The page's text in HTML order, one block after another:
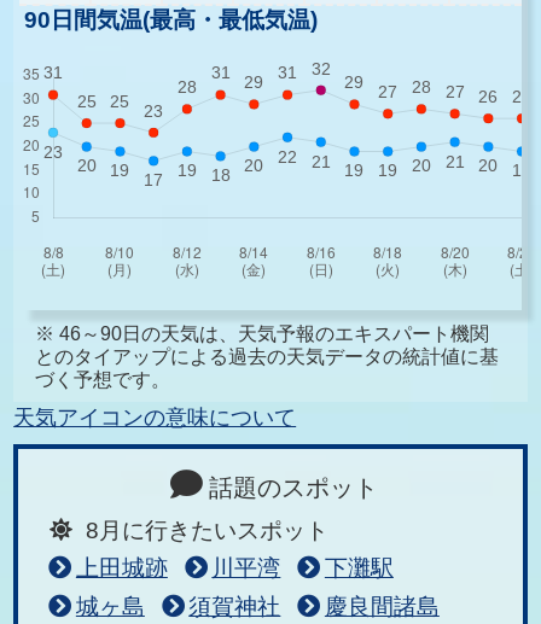
90日間気温(最高・最低気温)
※ 46～90日の天気は、天気予報のエキスパート機関
とのタイアップによる過去の天気データの統計値に基
づく予想です。
天気アイコンの意味について
話題のスポット
8月に行きたいスポット
上田城跡
川平湾
下灘駅
城ヶ島
須賀神社
慶良間諸島